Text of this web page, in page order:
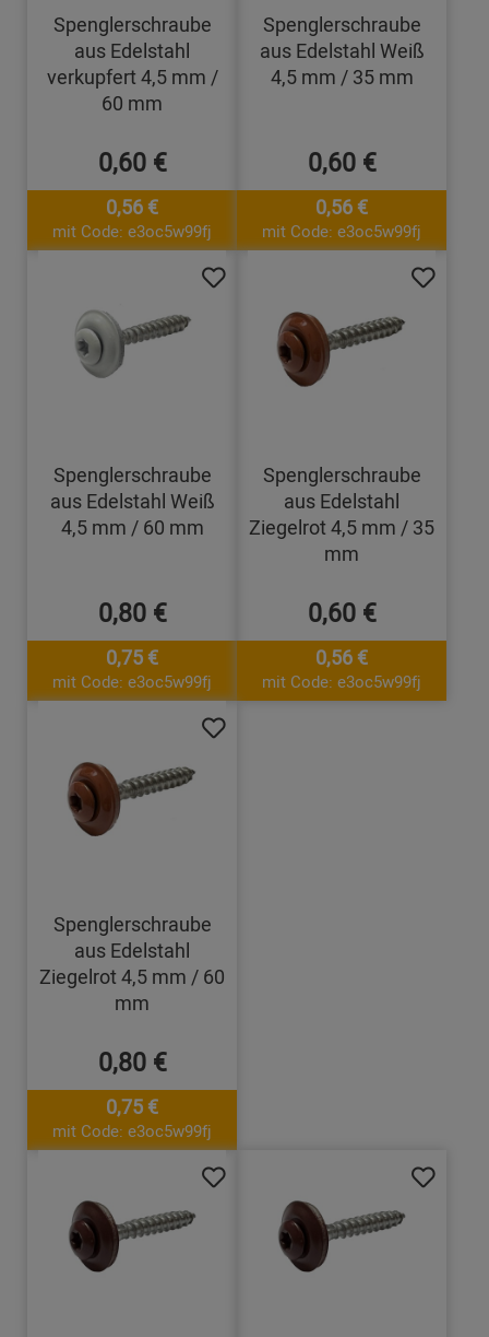
Spenglerschraube
aus Edelstahl
verkupfert 4,5 mm /
60 mm
0,60 €
0,56 €
mit Code: e3oc5w99fj
Spenglerschraube
aus Edelstahl Weiß
4,5 mm / 35 mm
0,60 €
0,56 €
mit Code: e3oc5w99fj
Spenglerschraube
aus Edelstahl Weiß
4,5 mm / 60 mm
0,80 €
0,75 €
mit Code: e3oc5w99fj
Spenglerschraube
aus Edelstahl
Ziegelrot 4,5 mm / 35
mm
0,60 €
0,56 €
mit Code: e3oc5w99fj
Spenglerschraube
aus Edelstahl
Ziegelrot 4,5 mm / 60
mm
0,80 €
0,75 €
mit Code: e3oc5w99fj